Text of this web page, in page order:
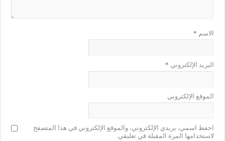
الاسم *
البريد الإلكتروني *
الموقع الإلكتروني
احفظ اسمي، بريدي الإلكتروني، والموقع الإلكتروني في هذا المتصفح
لاستخدامها المرة المقبلة في تعليقي.